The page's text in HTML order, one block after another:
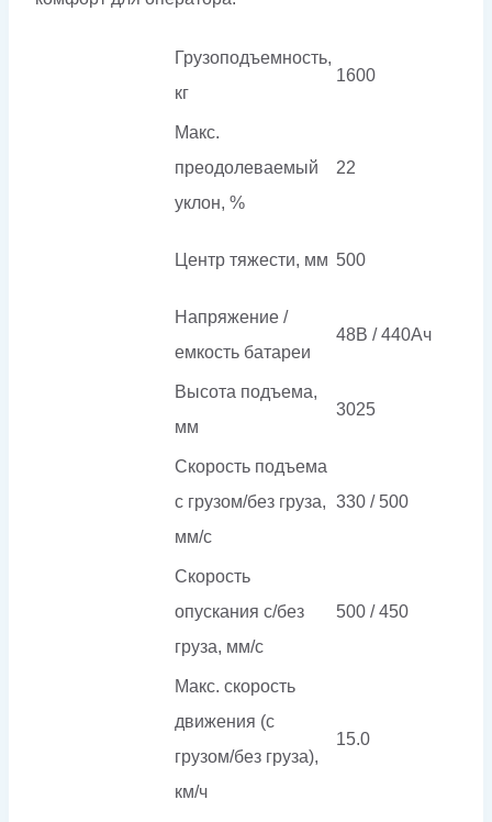
Грузоподъемность,
кг
1600
Макс.
преодолеваемый
уклон, %
22
Центр тяжести, мм 500
Напряжение /
емкость батареи
48В / 440Ач
Высота подъема,
мм
3025
Скорость подъема
с грузом/без груза,
мм/с
330 / 500
Скорость
опускания c/без
груза, мм/с
500 / 450
Макс. скорость
движения (с
грузом/без груза),
км/ч
15.0